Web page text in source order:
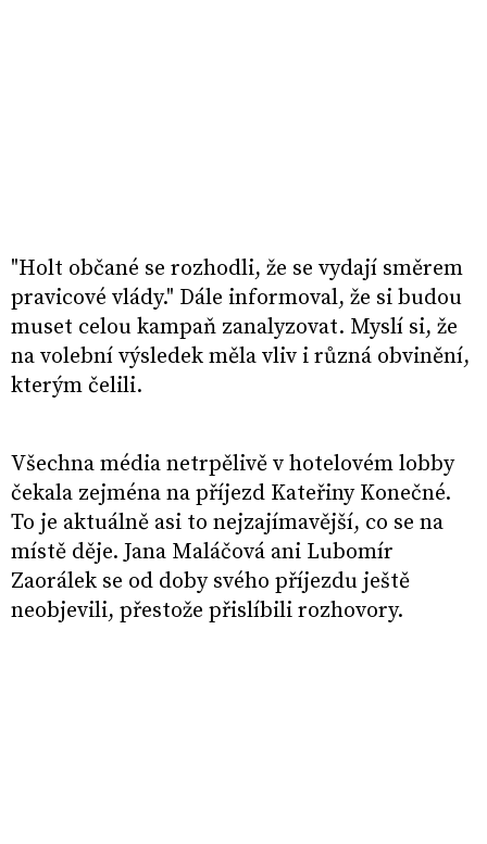
"Holt občané se rozhodli, že se vydají směrem
pravicové vlády." Dále informoval, že si budou
muset celou kampaň zanalyzovat. Myslí si, že
na volební výsledek měla vliv i různá obvinění,
kterým čelili.
Všechna média netrpělivě v hotelovém lobby
čekala zejména na příjezd Kateřiny Konečné.
To je aktuálně asi to nejzajímavější, co se na
místě děje. Jana Maláčová ani Lubomír
Zaorálek se od doby svého příjezdu ještě
neobjevili, přestože přislíbili rozhovory.